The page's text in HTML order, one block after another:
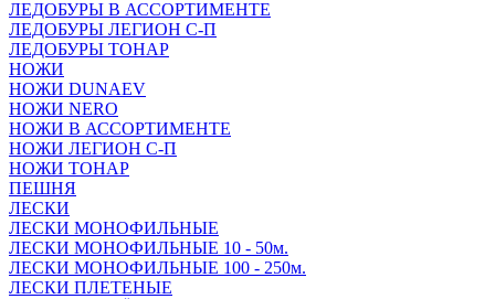
ЛЕДОБУРЫ В АССОРТИМЕНТЕ
ЛЕДОБУРЫ ЛЕГИОН С-П
ЛЕДОБУРЫ ТОНАР
НОЖИ
НОЖИ DUNAEV
НОЖИ NERO
НОЖИ В АССОРТИМЕНТЕ
НОЖИ ЛЕГИОН С-П
НОЖИ ТОНАР
ПЕШНЯ
ЛЕСКИ
ЛЕСКИ МОНОФИЛЬНЫЕ
ЛЕСКИ МОНОФИЛЬНЫЕ 10 - 50м.
ЛЕСКИ МОНОФИЛЬНЫЕ 100 - 250м.
ЛЕСКИ ПЛЕТЕНЫЕ